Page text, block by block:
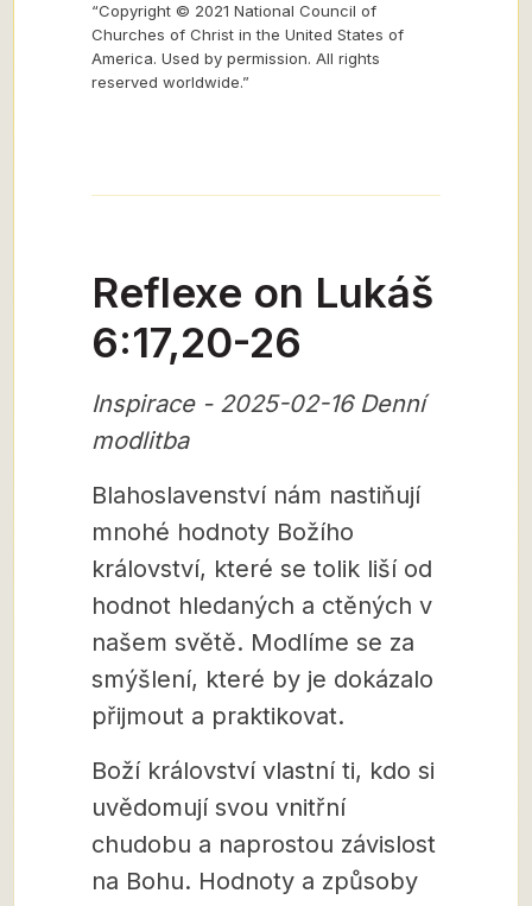
“Copyright © 2021 National Council of
Churches of Christ in the United States of
America. Used by permission. All rights
reserved worldwide.”
Reflexe on Lukáš
6:17,20-26
Inspirace - 2025-02-16 Denní
modlitba
Blahoslavenství nám nastiňují
mnohé hodnoty Božího
království, které se tolik liší od
hodnot hledaných a ctěných v
našem světě. Modlíme se za
smýšlení, které by je dokázalo
přijmout a praktikovat.
Boží království vlastní ti, kdo si
uvědomují svou vnitřní
chudobu a naprostou závislost
na Bohu. Hodnoty a způsoby